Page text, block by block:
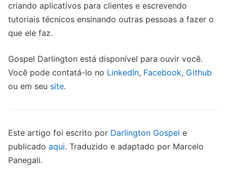
criando aplicativos para clientes e escrevendo
tutoriais técnicos ensinando outras pessoas a fazer o
que ele faz.
Gospel Darlington está disponível para ouvir você.
Você pode contatá-lo no LinkedIn, Facebook, Github
ou em seu site.
Este artigo foi escrito por Darlington Gospel e
publicado aqui. Traduzido e adaptado por Marcelo
Panegali.